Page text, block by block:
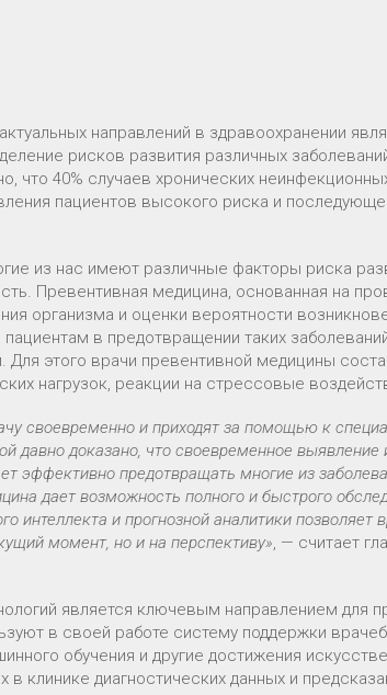
направлений в здравоохранении
рисков развития различных
что 40% случаев хронических
пациентов высокого риска и
из нас имеют различные факторы риска
Превентивная медицина, основанная на
организма и оценки вероятности
в предотвращении таких
Для этого врачи превентивной медицины
нагрузок, реакции на стрессовые
своевременно и приходят за помощью к
давно доказано, что своевременное
эффективно предотвращать многие из
дает возможность полного и быстрого
интеллекта и прогнозной аналитики позволяет
момент, но и на перспективу», — считает
является ключевым направлением для
в своей работе систему поддержки
обучения и другие достижения
в клинике диагностических данных и